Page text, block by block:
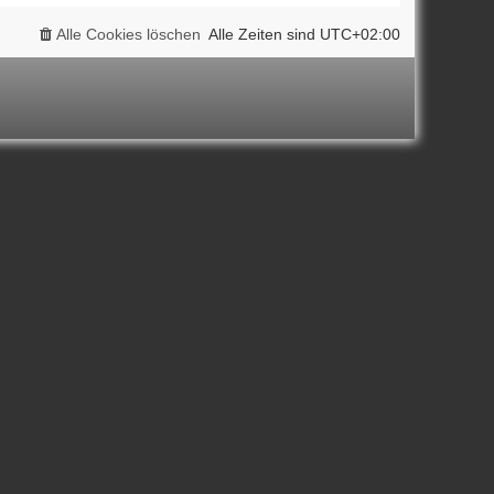
Alle Zeiten sind UTC+02:00
Alle Cookies löschen